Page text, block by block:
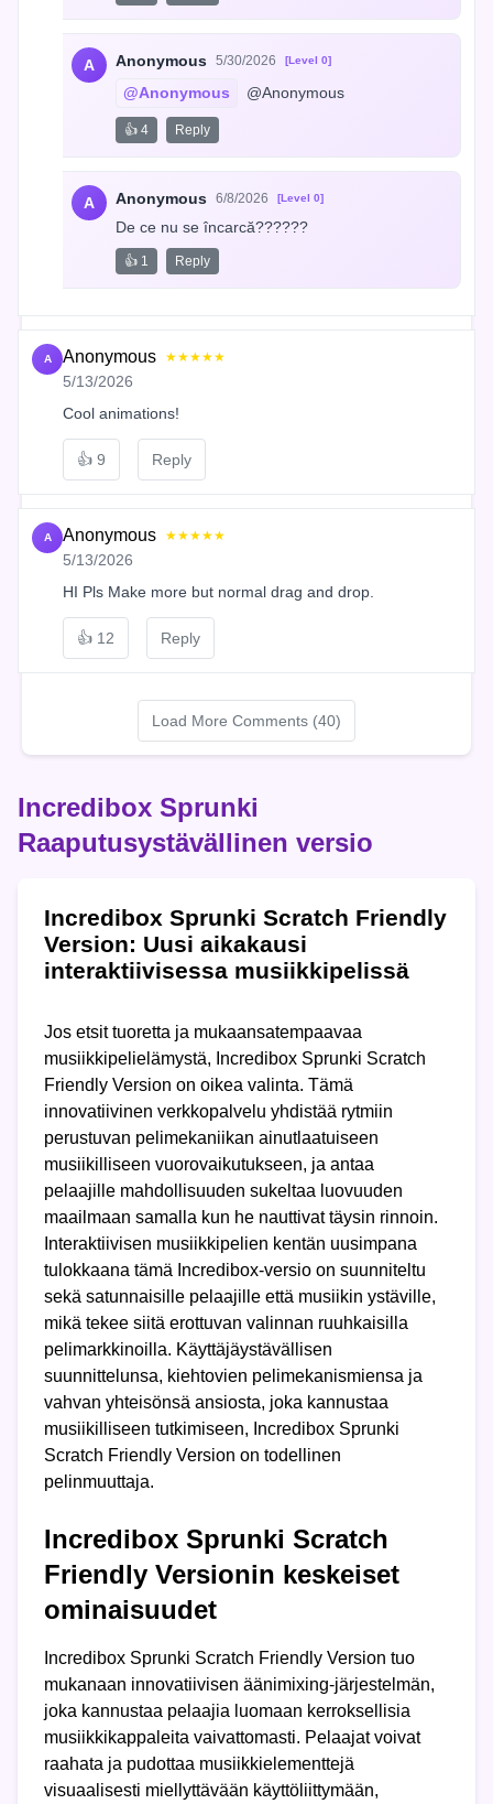
A Anonymous 5/30/2026 [Level 0]
@Anonymous @Anonymous
👍 4 Reply
A Anonymous 6/8/2026 [Level 0]
De ce nu se încarcă??????
👍 1 Reply
A Anonymous ★★★★★
5/13/2026
Cool animations!
👍 9 Reply
A Anonymous ★★★★★
5/13/2026
HI Pls Make more but normal drag and drop.
👍 12 Reply
Load More Comments (40)
Incredibox Sprunki
Raaputusystävällinen versio
Incredibox Sprunki Scratch Friendly
Version: Uusi aikakausi
interaktiivisessa musiikkipelissä
Jos etsit tuoretta ja mukaansatempaavaa
musiikkipelielämystä, Incredibox Sprunki Scratch
Friendly Version on oikea valinta. Tämä
innovatiivinen verkkopalvelu yhdistää rytmiin
perustuvan pelimekaniikan ainutlaatuiseen
musiikilliseen vuorovaikutukseen, ja antaa
pelaajille mahdollisuuden sukeltaa luovuuden
maailmaan samalla kun he nauttivat täysin rinnoin.
Interaktiivisen musiikkipelien kentän uusimpana
tulokkaana tämä Incredibox-versio on suunniteltu
sekä satunnaisille pelaajille että musiikin ystäville,
mikä tekee siitä erottuvan valinnan ruuhkaisilla
pelimarkkinoilla. Käyttäjäystävällisen
suunnittelunsa, kiehtovien pelimekanismiensa ja
vahvan yhteisönsä ansiosta, joka kannustaa
musiikilliseen tutkimiseen, Incredibox Sprunki
Scratch Friendly Version on todellinen
pelinmuuttaja.
Incredibox Sprunki Scratch
Friendly Versionin keskeiset
ominaisuudet
Incredibox Sprunki Scratch Friendly Version tuo
mukanaan innovatiivisen äänimixing-järjestelmän,
joka kannustaa pelaajia luomaan kerroksellisia
musiikkikappaleita vaivattomasti. Pelaajat voivat
raahata ja pudottaa musiikkielementtejä
visuaalisesti miellyttävään käyttöliittymään,